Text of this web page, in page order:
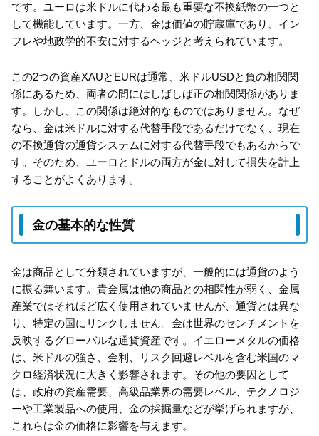
です。ユーロは米ドルに代わる最も重要な不換紙幣の一つと
して機能しています。一方、金は価値の貯蔵庫であり、イン
フレや地政学的不安に対するヘッジと考えられています。
この2つの資産XAUとEURは通常、米ドルUSDと負の相関関
係にあるため、両者の間にはしばしば正の相関関係がありま
す。しかし、この関係は絶対的なものではありません。なぜ
なら、金は米ドルに対する代替手段であるだけでなく、現在
の不換通貨の通貨システムに対する代替手段でもあるからで
す。そのため、ユーロとドルの両方が金に対して損失を計上
することがよくあります。
金の基本的な性質
金は商品として分類されていますが、一般的には通貨のよう
に振る舞います。貴金属は他の商品との相関性が弱く、金属
産業ではそれほど広く使用されていませんが、通貨とは異な
り、特定の国にリンクしません。金は世界のセンチメントを
反映するグローバルな通貨資産です。イエローメタルの価格
は、米ドルの強さ、金利、リスク回避レベルを含む米国のマ
クロ経済状況に大きく影響されます。その他の要因として
は、政府の資産需要、高級品業界の需要レベル、テクノロジ
ーや工業製品への使用、金の採掘量などが挙げられますが、
これらは金の価格に影響を与えます。